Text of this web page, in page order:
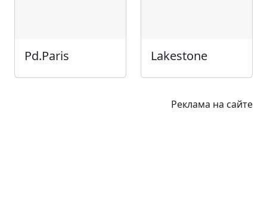
Pd.Paris Lakestone
Реклама на сайте